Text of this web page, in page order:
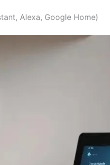
Alexa, Google Home)